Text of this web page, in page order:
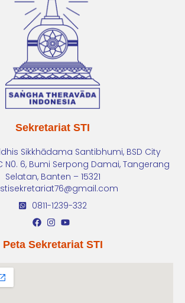
Sekretariat STI
Sikkhādama Santibhumi, BSD City
N0. 6, Bumi Serpong Damai, Tangerang
Selatan, Banten – 15321
stisekretariat76@gmail.com
0811-1239-332
Peta Sekretariat STI